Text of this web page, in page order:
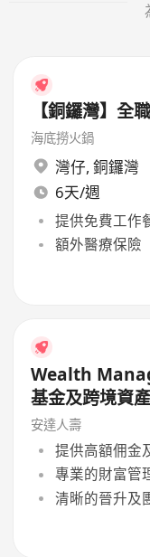
【銅鑼灣】全
海底撈火鍋
灣仔, 銅鑼灣
6天/週
提供免費工作
額外醫療保險
Wealth
基金及跨境資
安達人壽
提供高額佣金
專業的財富管
清晰的晉升及